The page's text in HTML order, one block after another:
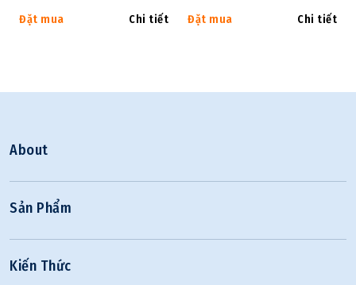
Đặt mua Chi tiết Đặt mua Chi tiết
About
Sản Phẩm
Kiến Thức